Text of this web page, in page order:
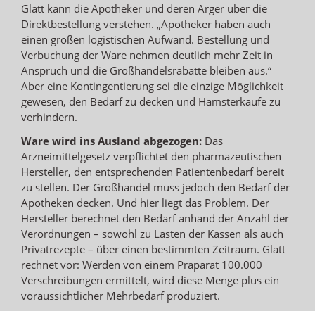
Glatt kann die Apotheker und deren Ärger über die
Direktbestellung verstehen. „Apotheker haben auch
einen großen logistischen Aufwand. Bestellung und
Verbuchung der Ware nehmen deutlich mehr Zeit in
Anspruch und die Großhandelsrabatte bleiben aus.“
Aber eine Kontingentierung sei die einzige Möglichkeit
gewesen, den Bedarf zu decken und Hamsterkäufe zu
verhindern.
Ware wird ins Ausland abgezogen: Das
Arzneimittelgesetz verpflichtet den pharmazeutischen
Hersteller, den entsprechenden Patientenbedarf bereit
zu stellen. Der Großhandel muss jedoch den Bedarf der
Apotheken decken. Und hier liegt das Problem. Der
Hersteller berechnet den Bedarf anhand der Anzahl der
Verordnungen – sowohl zu Lasten der Kassen als auch
Privatrezepte – über einen bestimmten Zeitraum. Glatt
rechnet vor: Werden von einem Präparat 100.000
Verschreibungen ermittelt, wird diese Menge plus ein
voraussichtlicher Mehrbedarf produziert.